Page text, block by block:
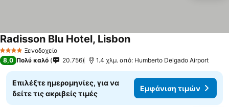
4 ΑστέριαΞενοδοχείο
Radisson Blu Hotel, LisbonΕμφάνιση τιμών
8,0 Πολύ καλό 20.756 1.4 χλμ. από: Humberto Delgado Airport
Επιλέξτε ημερομηνίες, για να
δείτε τις ακριβείς τιμές
Εμφάνιση τιμών